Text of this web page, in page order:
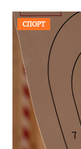
СПОРТ